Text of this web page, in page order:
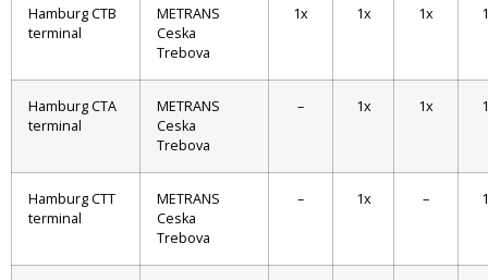
Hamburg CTB
terminal
METRANS
Ceska
Trebova
1x 1x 1x
Hamburg CTA
terminal
METRANS
Ceska
Trebova
– 1x 1x
Hamburg CTT
terminal
METRANS
Ceska
Trebova
– 1x –